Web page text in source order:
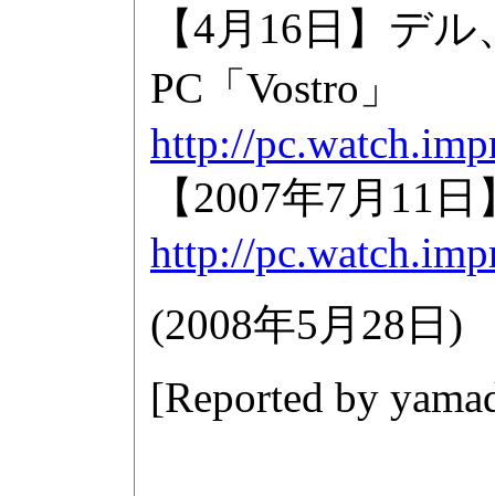
【4月16日】デ
PC「Vostro」
http://
【2007年7月11
http://
(2008年5月28日 )
[Reported by